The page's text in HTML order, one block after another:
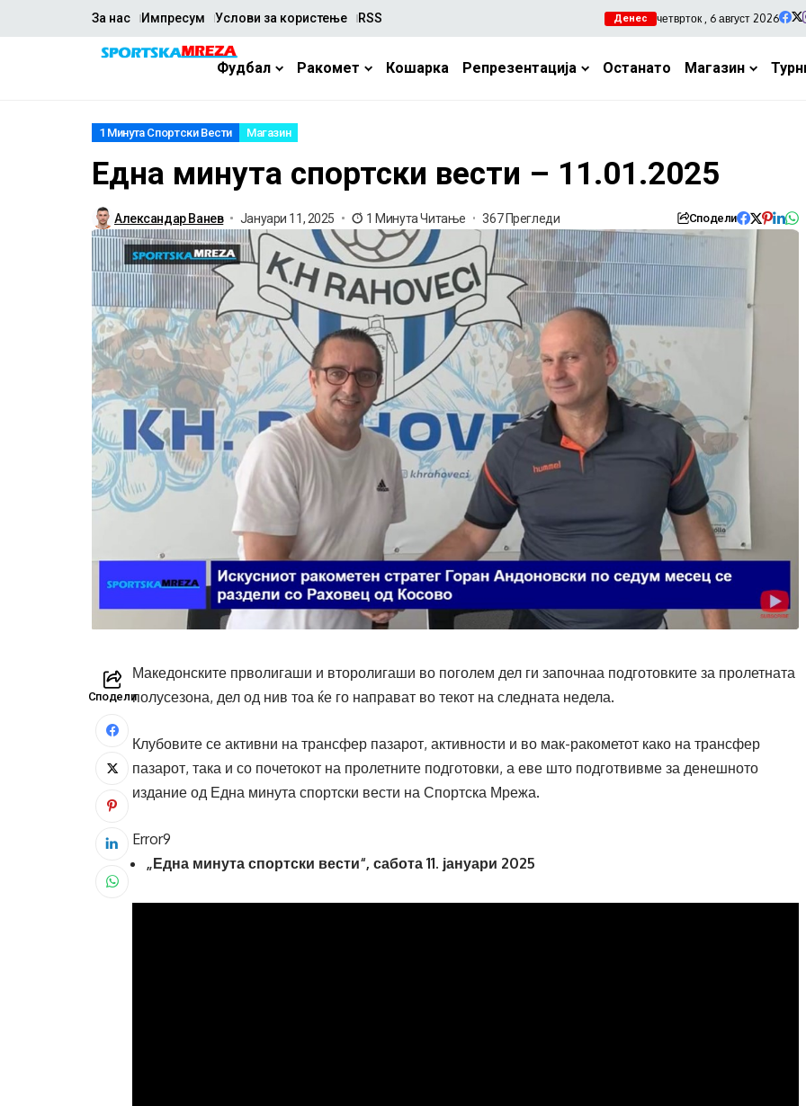
За нас Импресум Услови за користење RSS Денес четврток , 6 август 2026
Фудбал Ракомет Кошарка Репрезентација Останато Магазин
1 Минута Спортски Вести Магазин
Една минута спортски вести – 11.01.2025
Александар Ванев Јануари 11, 2025 1 Минута Читање 367 Прегледи Сподели
Сподели
Македонските прволигаши и второлигаши во поголем дел ги започнаа подготовките за пролетната
полусезона, дел од нив тоа ќе го направат во текот на следната недела.
Клубовите се активни на трансфер пазарот, активности и во мак-ракометот како на трансфер
пазарот, така и со почетокот на пролетните подготовки, а еве што подготвивме за денешното
издание од Една минута спортски вести на Спортска Мрежа.
Error9
„Една минута спортски вести“, сабота 11. јануари 2025